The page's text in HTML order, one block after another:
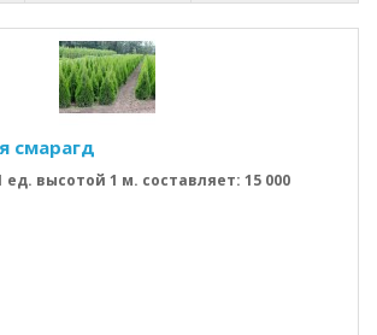
смарагд
ед. высотой 1 м. составляет: 15 000